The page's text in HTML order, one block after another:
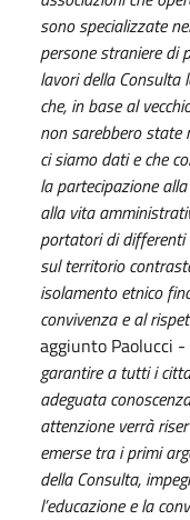
sono specializzate
persone straniere di
lavori della Consulta
che, in base al
non sarebbero state
ci siamo dati e che
la partecipazione
alla vita
portatori di differenti
sul territorio
isolamento etnico
convivenza e al
aggiunto Paolucci -
garantire a tutti i
adeguata
attenzione verrà
emerse tra i primi
della Consulta,
l’educazione e la